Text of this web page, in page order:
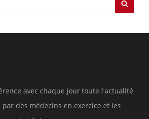
avec chaque jour toute l'actualité
des médecins en exercice et les